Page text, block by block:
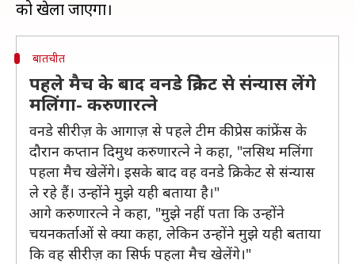
बातचीत
पहले मैच के बाद वनडे क्रिकेट से संन्यास लेंगे
मलिंगा- करुणारत्ने
वनडे सीरीज़ के आगाज़ से पहले टीम की प्रेस कांफ्रेंस के
दौरान कप्तान दिमुथ करुणारत्ने ने कहा, "लसिथ मलिंगा
पहला मैच खेलेंगे। इसके बाद वह वनडे क्रिकेट से संन्यास
ले रहे हैं। उन्होंने मुझे यही बताया है।"
आगे करुणारत्ने ने कहा, "मुझे नहीं पता कि उन्होंने
चयनकर्ताओं से क्या कहा, लेकिन उन्होंने मुझे यही बताया
कि वह सीरीज़ का सिर्फ पहला मैच खेलेंगे।"